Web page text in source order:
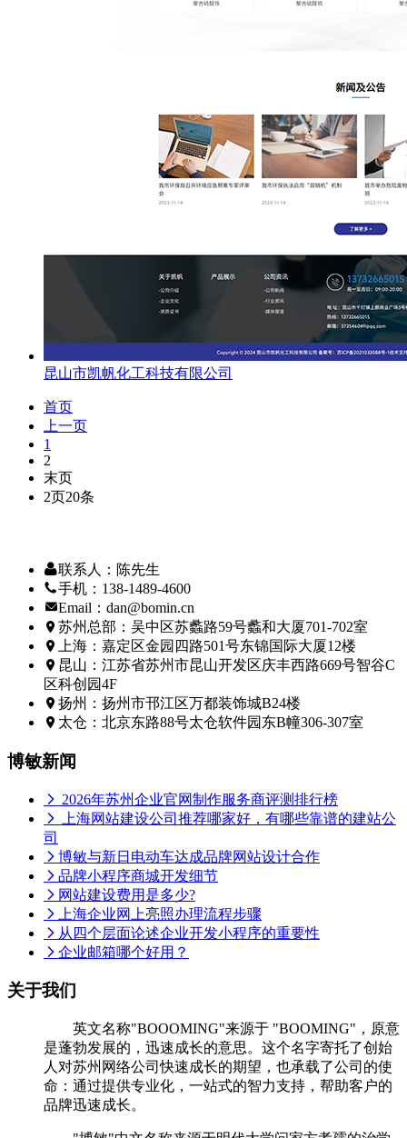
昆山市凯帆化工科技有限公司
首页
上一页
1
2
末页
2页20条
联系人：陈先生
手机：138-1489-4600
Email：dan@bomin.cn
苏州总部：吴中区苏蠡路59号蠡和大厦701-702室
上海：嘉定区金园四路501号东锦国际大厦12楼
昆山：江苏省苏州市昆山开发区庆丰西路669号智谷C
区科创园4F
扬州：扬州市邗江区万都装饰城B24楼
太仓：北京东路88号太仓软件园东B幢306-307室
博敏新闻
2026年苏州企业官网制作服务商评测排行榜
上海网站建设公司推荐哪家好，有哪些靠谱的建站公
司
博敏与新日电动车达成品牌网站设计合作
品牌小程序商城开发细节
网站建设费用是多少?
上海企业网上亮照办理流程步骤
从四个层面论述企业开发小程序的重要性
企业邮箱哪个好用？
关于我们
英文名称"BOOOMING"来源于 "BOOMING"，原意
是蓬勃发展的，迅速成长的意思。这个名字寄托了创始
人对苏州网络公司快速成长的期望，也承载了公司的使
命：通过提供专业化，一站式的智力支持，帮助客户的
品牌迅速成长。